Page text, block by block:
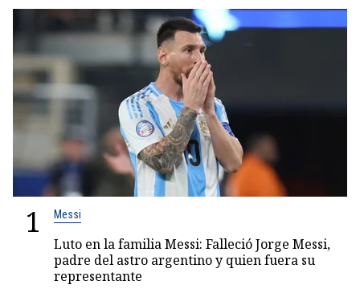
1 Messi
Luto en la familia Messi: Falleció Jorge Messi,
padre del astro argentino y quien fuera su
representante